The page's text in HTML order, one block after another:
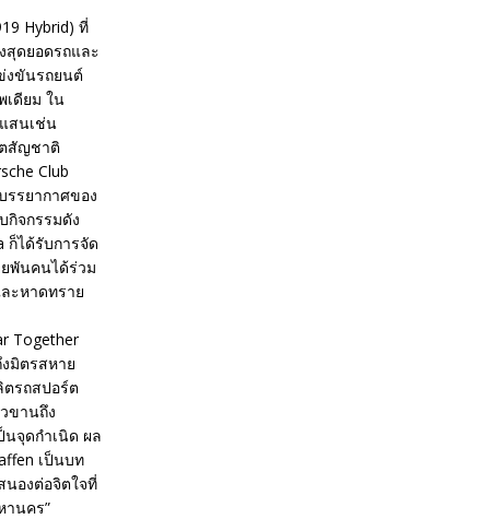
Hybrid) ที่
สุดยอดรถและ
งขันรถยนต์
เดียม ใน
สนเช่น
สัญชาติ
Club
รรยากาศของ
กิจกรรมดัง
ก็ได้รับการจัด
พันคนได้ร่วม
ะหาดทราย
Together
มิตรสหาย
ตรถสปอร์ต
ขานถึง
นจุดกำเนิด ผล
เป็นบท
องต่อจิตใจที่
านคร”